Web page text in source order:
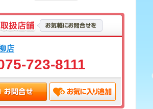
店
723-8111